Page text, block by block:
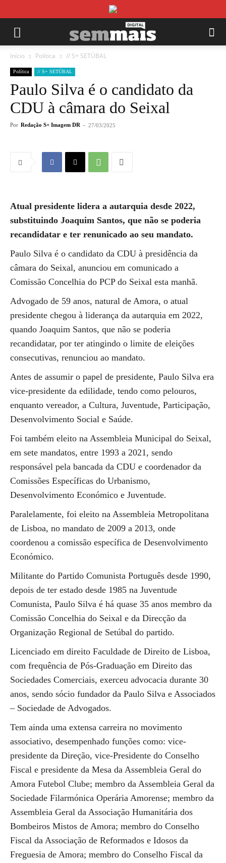
Início Política // S+ SETÚBAL
Política // S+ SETÚBAL
Paulo Silva é o candidato da
CDU à câmara do Seixal
Por Redação S+ Imagem DR - 27/03/2025
Atual presidente lidera a autarquia desde 2022,
substituindo Joaquim Santos, que não se poderia
recandidatar e ter renunicado ao seu mandato.
Paulo Silva é o candidato da CDU à presidência da
câmara do Seixal, anunciou em comunicado a
Comissão Concelhia do PCP do Seixal esta manhã.
Advogado de 59 anos, natural de Amora, o atual
presidente chegou à liderança da autarquia em 2022,
quando Joaquim Santos, que não se poderia
recandidatar, por ter atingindo o limite de eleições
consecutivas, renunciou ao mandato.
Antes de assumir o papel de presidente, Paulo Silva era
vice-presidente da edilidade, tendo como pelouros,
enquanto vereador, a Cultura, Juventude, Participação,
Desenvolvimento Social e Saúde.
Foi também eleito na Assembleia Municipal do Seixal,
em sete mandatos, entre 1993 a 2021, sendo
responsável pela bancada da CDU e coordenador da
Comissões Específicas do Urbanismo,
Desenvolvimento Económico e Juventude.
Paralelamente, foi eleito na Assembleia Metropolitana
de Lisboa, no mandato de 2009 a 2013, onde
coordenou a comissão específica de Desenvolvimento
Económico.
Militante do Partido Comunista Português desde 1990,
depois de ter estado desde 1985 na Juventude
Comunista, Paulo Silva é há quase 35 anos membro da
Comissão Concelhia do Seixal e da Direcção da
Organização Regional de Setúbal do partido.
Licenciado em direito Faculdade de Direito de Lisboa,
com frequência de Pós-Graduação em Direito das
Sociedades Comerciais, exerceu advocacia durante 30
anos, sendo sócio fundador da Paulo Silva e Associados
– Sociedade de Advogados.
Tem ainda uma extensa carreira no movimento
associativo, desempenhado funções como: vice-
presidente da Direção, vice-Presidente do Conselho
Fiscal e presidente da Mesa da Assembleia Geral do
Amora Futebol Clube; membro da Assembleia Geral da
Sociedade Filarmónica Operária Amorense; membro da
Assembleia Geral da Associação Humanitária dos
Bombeiros Mistos de Amora; membro do Conselho
Fiscal da Associação de Reformados e Idosos da
Freguesia de Amora; membro do Conselho Fiscal da